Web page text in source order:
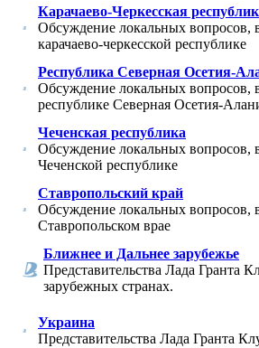
Карачаево-Черкесская
Обсуждение локальных вопросов,
карачаево-черкесской республике
Республика Северная Осетия-
Обсуждение локальных вопросов,
республике Северная Осетия-
Чеченская республика
Обсуждение локальных вопросов,
Чеченской республике
Ставропольский край
Обсуждение локальных вопросов,
Ставропольском врае
Ближнее и Дальнее зарубежье
Представительства Лада Гранта
зарубежных странах.
Украина
Представительства Лада Гранта